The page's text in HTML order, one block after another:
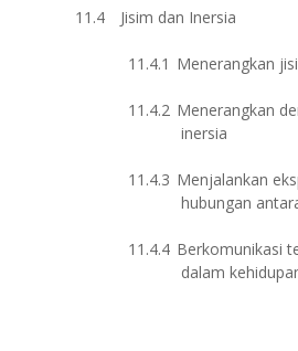
11.4 Jisim dan Inersia
11.4.1 Menerangkan
11.4.2 Menerangkan
inersia
11.4.3 Menjalankan
hubungan
11.4.4 Berkomunikasi
dalam